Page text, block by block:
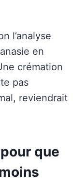
l’analyse
en
crémation
pas
reviendrait
que